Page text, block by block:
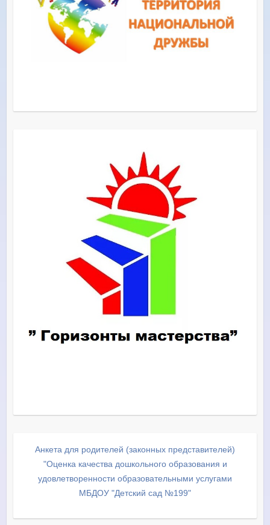
Анкета для родителей (законных представителей)
"Оценка качества дошкольного образования и
удовлетворенности образовательными услугами
МБДОУ "Детский сад №199"